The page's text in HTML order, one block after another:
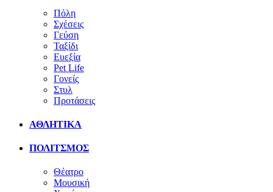
Πόλη
Σχέσεις
Γεύση
Ταξίδι
Ευεξία
Pet Life
Γονείς
Στυλ
Προτάσεις
ΑΘΛΗΤΙΚΑ
ΠΟΛΙΤΣΜΟΣ
Θέατρο
Μουσική